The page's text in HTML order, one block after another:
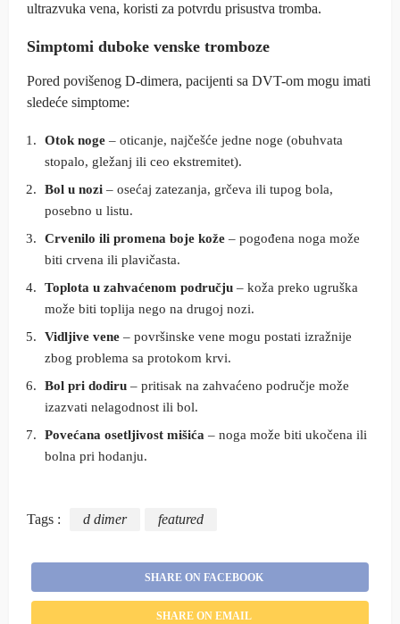
ultrazvuka vena, koristi za potvrdu prisustva tromba.
Simptomi duboke venske tromboze
Pored povišenog D-dimera, pacijenti sa DVT-om mogu imati
sledeće simptome:
Otok noge – oticanje, najčešće jedne noge (obuhvata
stopalo, gležanj ili ceo ekstremitet).
Bol u nozi – osećaj zatezanja, grčeva ili tupog bola,
posebno u listu.
Crvenilo ili promena boje kože – pogođena noga može
biti crvena ili plavičasta.
Toplota u zahvaćenom području – koža preko ugruška
može biti toplija nego na drugoj nozi.
Vidljive vene – površinske vene mogu postati izražnije
zbog problema sa protokom krvi.
Bol pri dodiru – pritisak na zahvaćeno područje može
izazvati nelagodnost ili bol.
Povećana osetljivost mišića – noga može biti ukočena ili
bolna pri hodanju.
Tags : d dimer featured
SHARE ON FACEBOOK
SHARE ON EMAIL